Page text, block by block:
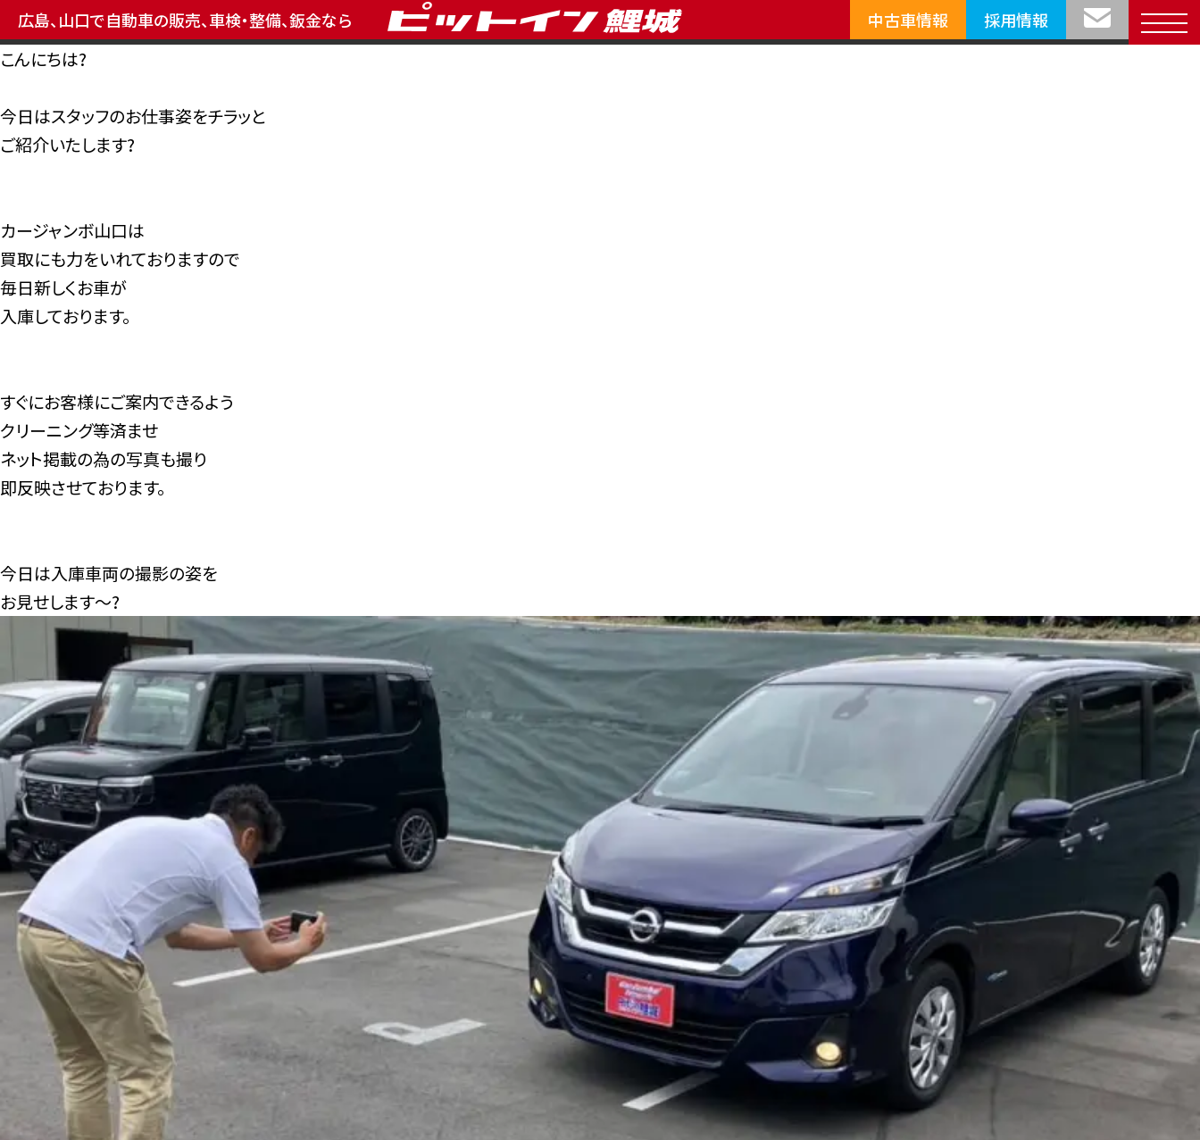
広島、山口で自動車の販売、車検・整備、鈑金なら 中古車情報 採用情報
こんにちは?
今日はスタッフのお仕事姿をチラッと
ご紹介いたします?
カージャンボ山口は
買取にも力をいれておりますので
毎日新しくお車が
入庫しております。
すぐにお客様にご案内できるよう
クリーニング等済ませ
ネット掲載の為の写真も撮り
即反映させております。
今日は入庫車両の撮影の姿を
お見せします～?